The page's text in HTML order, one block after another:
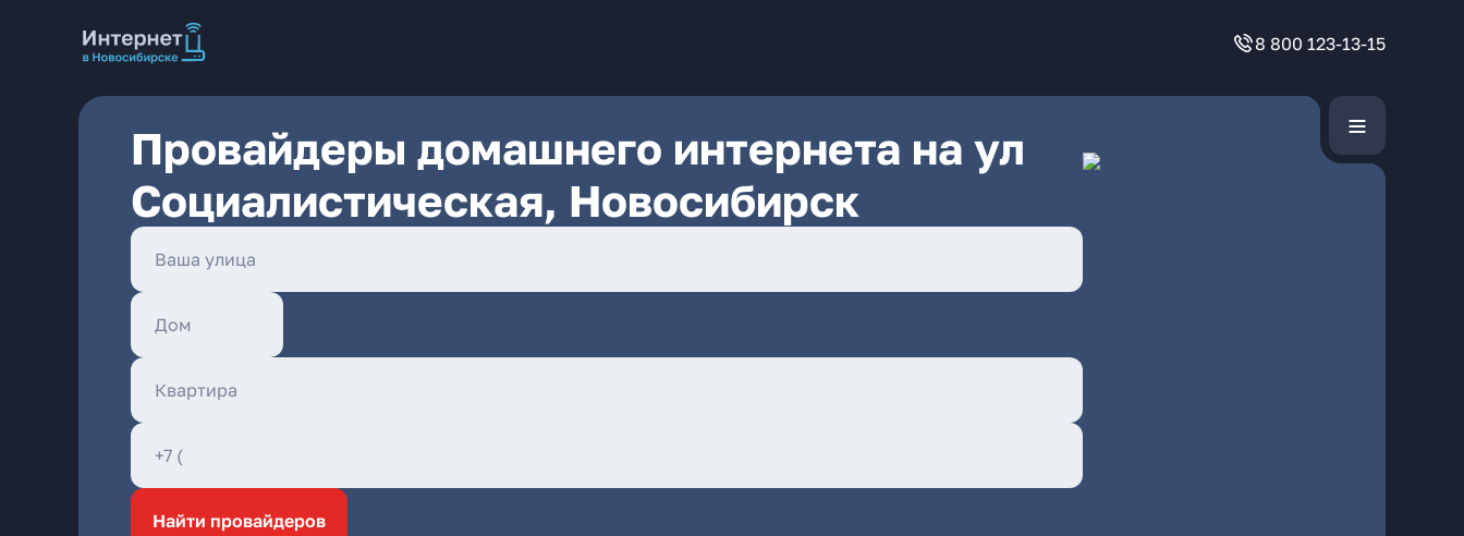
8 800 123-13-15
Провайдеры домашнего интернета на ул
Социалистическая, Новосибирск
Найти провайдеров